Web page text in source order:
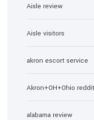
Aisle review
Aisle visitors
akron escort service
Akron+OH+Ohio reddit
alabama review